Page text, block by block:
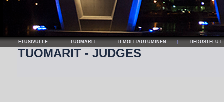
ETUSIVULLE TUOMARIT ILMOITTAUTUMINEN TIEDUSTELUT
TUOMARIT - JUDGES